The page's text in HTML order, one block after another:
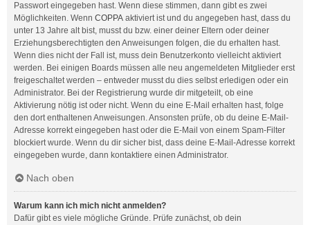
Passwort eingegeben hast. Wenn diese stimmen, dann gibt es zwei
Möglichkeiten. Wenn COPPA aktiviert ist und du angegeben hast, dass du
unter 13 Jahre alt bist, musst du bzw. einer deiner Eltern oder deiner
Erziehungsberechtigten den Anweisungen folgen, die du erhalten hast.
Wenn dies nicht der Fall ist, muss dein Benutzerkonto vielleicht aktiviert
werden. Bei einigen Boards müssen alle neu angemeldeten Mitglieder erst
freigeschaltet werden – entweder musst du dies selbst erledigen oder ein
Administrator. Bei der Registrierung wurde dir mitgeteilt, ob eine
Aktivierung nötig ist oder nicht. Wenn du eine E-Mail erhalten hast, folge
den dort enthaltenen Anweisungen. Ansonsten prüfe, ob du deine E-Mail-
Adresse korrekt eingegeben hast oder die E-Mail von einem Spam-Filter
blockiert wurde. Wenn du dir sicher bist, dass deine E-Mail-Adresse korrekt
eingegeben wurde, dann kontaktiere einen Administrator.
Nach oben
Warum kann ich mich nicht anmelden?
Dafür gibt es viele mögliche Gründe. Prüfe zunächst, ob dein